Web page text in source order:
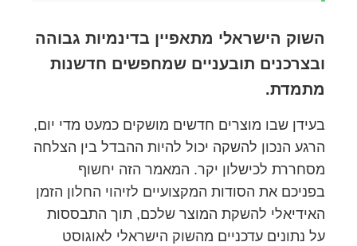
השוק הישראלי מתאפיין בדינמיות גבוהה
ובצרכנים תובעניים שמחפשים חדשנות
מתמדת.
בעידן שבו מוצרים חדשים מושקים כמעט מדי יום,
הרגע הנכון להשקה יכול להיות ההבדל בין הצלחה
מסחררת לכישלון יקר. המאמר הזה יחשוף
בפניכם את הסודות המקצועיים לזיהוי החלון הזמן
האידיאלי להשקת המוצר שלכם, תוך התבססות
על נתונים עדכניים מהשוק הישראלי לאוגוסט